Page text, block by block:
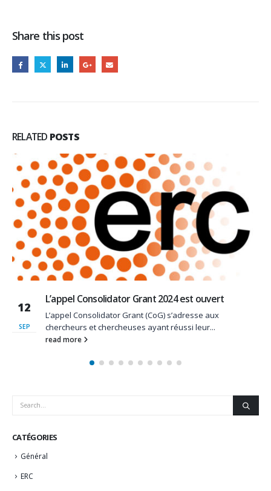
Share this post
RELATED POSTS
Grant 2024 est ouvert
Grant (CoG) s’adresse aux
et chercheuses ayant réussi leur...
10
JAN
CATÉGORIES
Général
ERC